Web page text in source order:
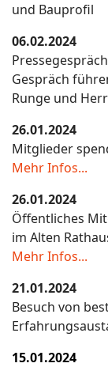
und Bauprofil
06.02.2024
Gespräch
Runge und
26.01.2024
Mitglieder
Mehr Infos...
26.01.2024
Öffentliches
im Alten
Mehr Infos...
21.01.2024
Besuch von
15.01.2024